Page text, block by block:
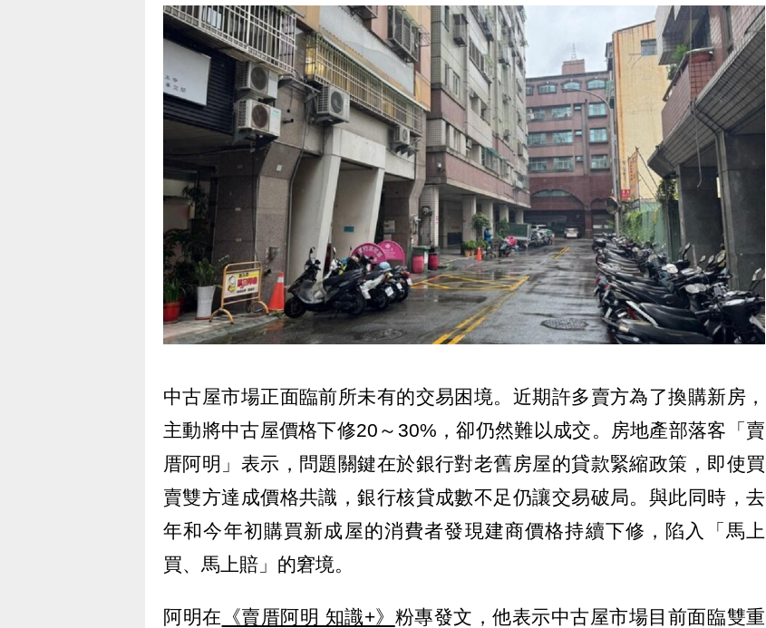
中古屋市場正面臨前所未有的交易困境。近期許多賣方為了換購新房，
主動將中古屋價格下修20～30%，卻仍然難以成交。房地產部落客「賣
厝阿明」表示，問題關鍵在於銀行對老舊房屋的貸款緊縮政策，即使買
賣雙方達成價格共識，銀行核貸成數不足仍讓交易破局。與此同時，去
年和今年初購買新成屋的消費者發現建商價格持續下修，陷入「馬上
買、馬上賠」的窘境。
阿明在 《賣厝阿明 知識+》 粉專發文，他表示中古屋市場目前面臨雙重